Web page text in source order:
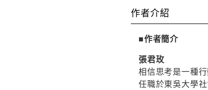
作者介紹
■作者簡介
張君玫
相信思考是一種
任職於東吳大學